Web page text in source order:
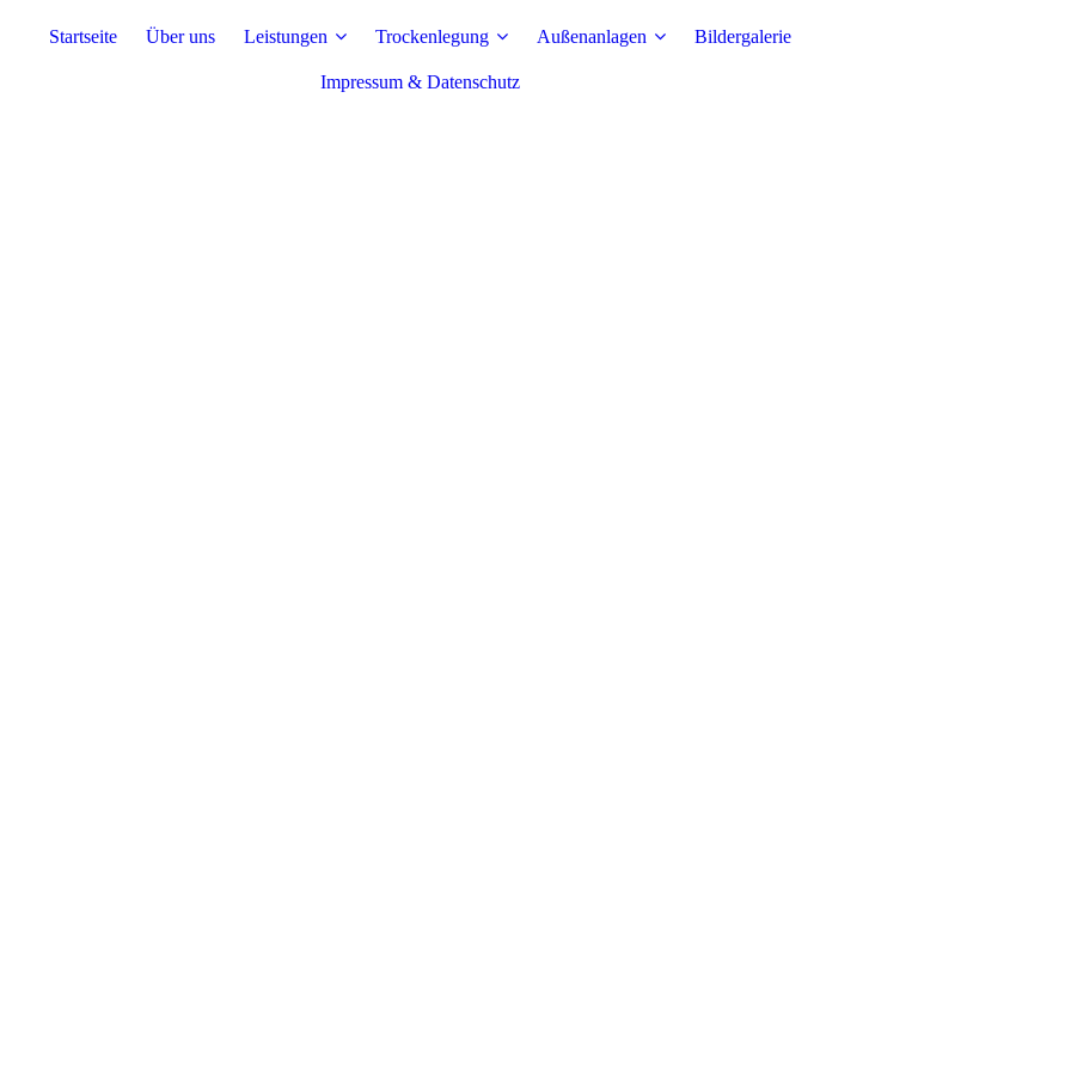
Startseite Über uns Leistungen Trockenlegung Außenanlagen Bildergalerie
Impressum & Datenschutz